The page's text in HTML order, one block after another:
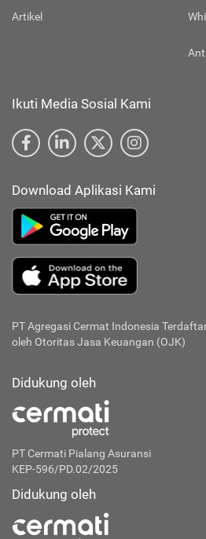
Artikel
Ikuti Media Sosial Kami
Download Aplikasi Kami
PT Agregasi Cermat Indonesia
oleh Otoritas Jasa Keuangan (OJK)
Didukung oleh
PT Cermati Pialang Asuransi
KEP-596/PD.02/2025
Didukung oleh